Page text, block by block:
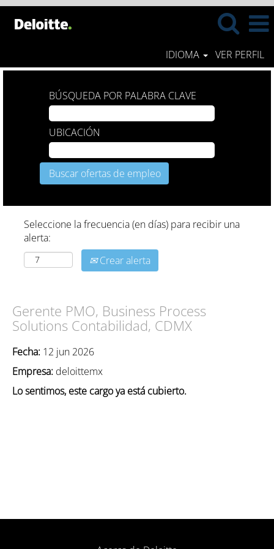
IDIOMA VER PERFIL
BÚSQUEDA POR PALABRA CLAVE
UBICACIÓN
Seleccione la frecuencia (en días) para recibir una
alerta:
Crear alerta
Gerente PMO, Business Process
Solutions Contabilidad, CDMX
Fecha: 12 jun 2026
Empresa: deloittemx
Lo sentimos, este cargo ya está cubierto.